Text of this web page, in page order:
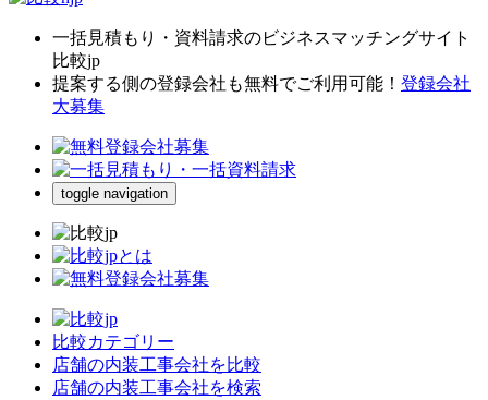
一括見積もり・資料請求のビジネスマッチングサイト
比較jp
提案する側の登録会社も無料でご利用可能！ 登録会社
大募集
toggle navigation
比較カテゴリー
店舗の内装工事会社を比較
店舗の内装工事会社を検索